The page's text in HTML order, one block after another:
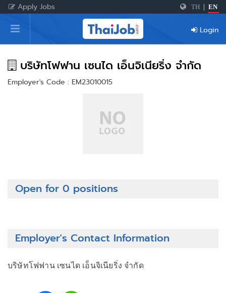
Apply Jobs TH EN
Home
Login
Register
Login
บริษัทโฟฟาน เซนได เอ็นจิเนียริ่ง จำกัด
Employer's Code : EM23010015
Open for 0 positions
Employer's Contact Information
บริษัทโฟฟาน เซนได เอ็นจิเนียริ่ง จำกัด